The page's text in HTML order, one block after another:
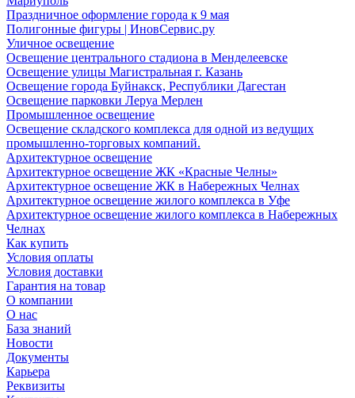
Праздничное оформление города к 9 мая
Полигонные фигуры | ИновСервис.ру
Уличное освещение
Освещение центрального стадиона в Менделеевске
Освещение улицы Магистральная г. Казань
Освещение города Буйнакск, Республики Дагестан
Освещение парковки Леруа Мерлен
Промышленное освещение
Освещение складского комплекса для одной из ведущих
промышленно-торговых компаний.
Архитектурное освещение
Архитектурное освещение ЖК «Красные Челны»
Архитектурное освещение ЖК в Набережных Челнах
Архитектурное освещение жилого комплекса в Уфе
Архитектурное освещение жилого комплекса в Набережных
Челнах
Как купить
Условия оплаты
Условия доставки
Гарантия на товар
О компании
О нас
База знаний
Новости
Документы
Карьера
Реквизиты